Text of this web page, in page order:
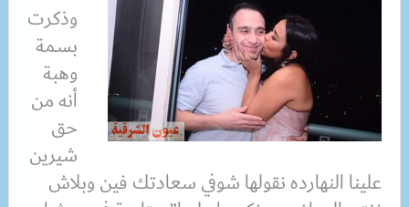
وذكرت
بسمة
وهبة
أنه من
حق
شيرين
علينا النهارده نقولها شوفي سعادتك فين وبلاش